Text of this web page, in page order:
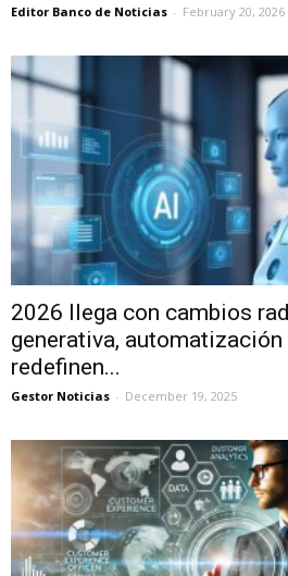
Editor Banco de Noticias - February 20, 2026
2026 llega con cambios
generativa,
redefinen...
Gestor Noticias - December 19, 2025